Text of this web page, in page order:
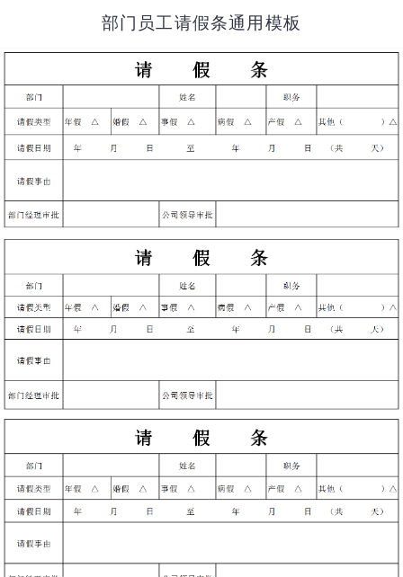
部门员工请假条通用模板